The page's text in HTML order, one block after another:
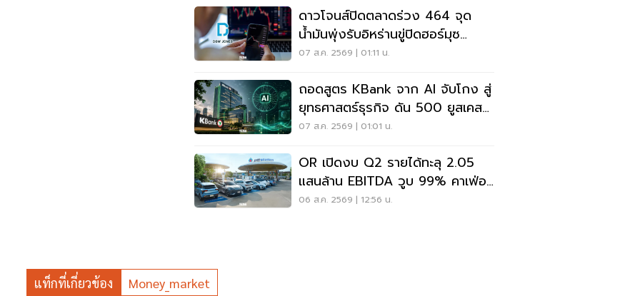
ดาวโจนส์ปิดตลาดร่วง 464 จุด
น้ำมันพุ่งรับอิหร่านขู่ปิดฮอร์มุซ
จับตาเฟดขึ้นดอกเบี้ย
07 ส.ค. 2569 | 01:11 น.
ถอดสูตร KBank จาก AI จับโกง สู่
ยุทธศาสตร์ธุรกิจ ดัน 500 ยูสเคส
ใช้จริง
07 ส.ค. 2569 | 01:01 น.
OR เปิดงบ Q2 รายได้ทะลุ 2.05
แสนล้าน EBITDA วูบ 99% คาเฟ่อ
เมซอนขายนิวไฮ 117 ล้านแก้ว
06 ส.ค. 2569 | 12:56 น.
แท็กที่เกี่ยวข้อง Money_market